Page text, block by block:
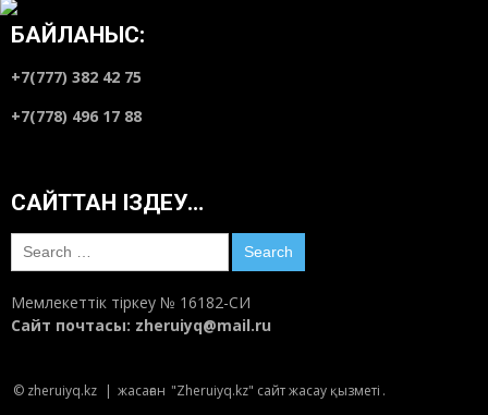
БАЙЛАНЫС:
+7(777) 382 42 75
+7(778) 496 17 88
САЙТТАН ІЗДЕУ…
Search
for:
Мемлекеттік тіркеу № 16182-СИ
Сайт почтасы: zheruiyq@mail.ru
© zheruiyq.kz | жасаған "Zheruiyq.kz" сайт жасау қызметі .